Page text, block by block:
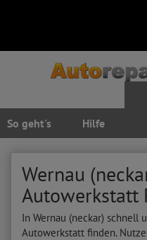
So geht's Hilfe
Wernau
Autowerkstatt
In Wernau (neckar) schnell
Autowerkstatt finden.